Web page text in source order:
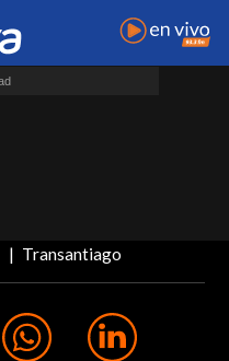
Transantiago